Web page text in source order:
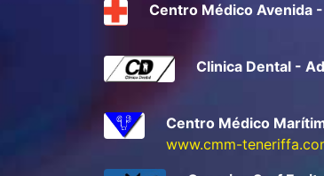
Centro Médico Avenida
Clinica Dental -
Centro Médico
www.cmm-